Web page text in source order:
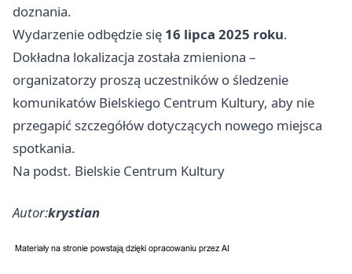
doznania.
Wydarzenie odbędzie się 16 lipca 2025 roku.
Dokładna lokalizacja została zmieniona –
organizatorzy proszą uczestników o śledzenie
komunikatów Bielskiego Centrum Kultury, aby nie
przegapić szczegółów dotyczących nowego miejsca
spotkania.
Na podst. Bielskie Centrum Kultury
Autor:krystian